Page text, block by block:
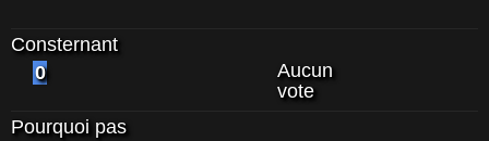
Consternant
0
Aucun
vote
Pourquoi pas